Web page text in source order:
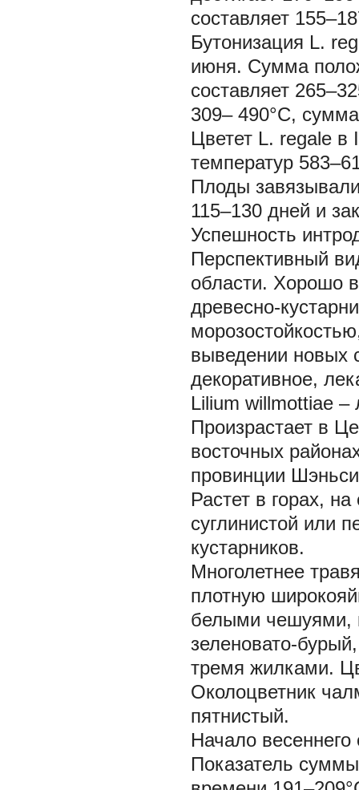
составляет
Бутонизация L.
июня. Сумма
составляет
309– 490°C,
Цветет L. regale в
температур
Плоды
115–130 дней и
Успешность
Перспективный
области. Хорошо
древесно-
выведении новых
декоративное,
Lilium willmottiae –
Произрастает в
восточных
провинции
Растет в горах,
суглинистой или
кустарников.
Многолетнее
плотную
белыми чешуями,
зеленовато-
тремя жилками.
Околоцветник
пятнистый.
Начало
Показатель